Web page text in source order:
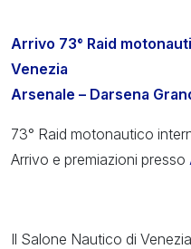
Arrivo 73° Raid
Venezia
Arsenale – Darsena
73° Raid motonautico
Arrivo e premiazioni presso
Il Salone Nautico di